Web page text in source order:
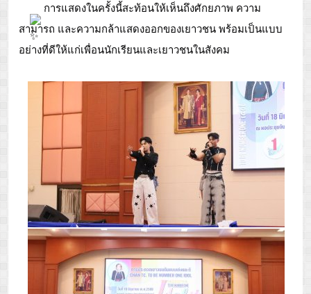
การแสดงในครั้งนี้สะท้อนให้เห็นถึงศักยภาพ ความ
สามารถ และความกล้าแสดงออกของเยาวชน พร้อมเป็นแบบ
อย่างที่ดีให้แก่เพื่อนนักเรียนและเยาวชนในสังคม